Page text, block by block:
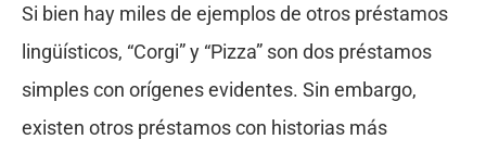
Si bien hay miles de ejemplos de otros préstamos
lingüísticos, “Corgi” y “Pizza” son dos préstamos
simples con orígenes evidentes. Sin embargo,
existen otros préstamos con historias más